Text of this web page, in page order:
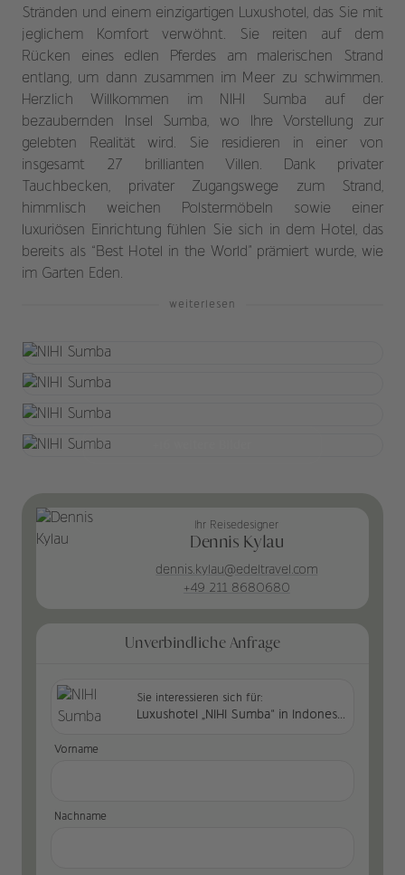
Stränden und einem einzigartigen Luxushotel, das Sie mit
jeglichem Komfort verwöhnt. Sie reiten auf dem
Rücken eines edlen Pferdes am malerischen Strand
entlang, um dann zusammen im Meer zu schwimmen.
Herzlich Willkommen im NIHI Sumba auf der
bezaubernden Insel Sumba, wo Ihre Vorstellung zur
gelebten Realität wird. Sie residieren in einer von
insgesamt 27 brillianten Villen. Dank privater
Tauchbecken, privater Zugangswege zum Strand,
himmlisch weichen Polstermöbeln sowie einer
luxuriösen Einrichtung fühlen Sie sich in dem Hotel, das
bereits als “Best Hotel in the World” prämiert wurde, wie
im Garten Eden.
weiterlesen
Ihr Reisedesigner
Dennis Kylau
dennis.kylau@edeltravel.com
+49 211 8680680
Unverbindliche Anfrage
Sie interessieren sich für:
Vorname
Nachname